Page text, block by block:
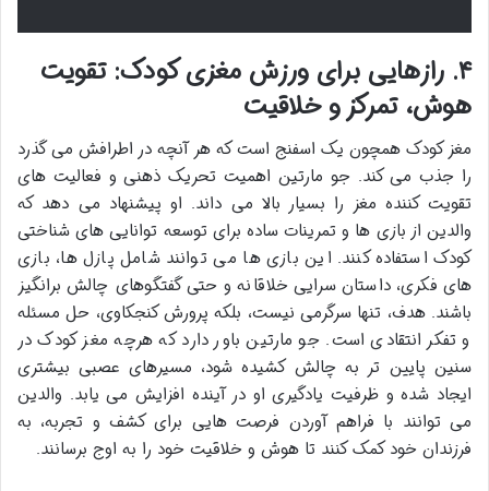
۴. رازهایی برای ورزش مغزی کودک: تقویت
هوش، تمرکز و خلاقیت
مغز کودک همچون یک اسفنج است که هر آنچه در اطرافش می گذرد
را جذب می کند. جو مارتین اهمیت تحریک ذهنی و فعالیت های
تقویت کننده مغز را بسیار بالا می داند. او پیشنهاد می دهد که
والدین از بازی ها و تمرینات ساده برای توسعه توانایی های شناختی
کودک استفاده کنند. این بازی ها می توانند شامل پازل ها، بازی
های فکری، داستان سرایی خلاقانه و حتی گفتگوهای چالش برانگیز
باشند. هدف، تنها سرگرمی نیست، بلکه پرورش کنجکاوی، حل مسئله
و تفکر انتقادی است. جو مارتین باور دارد که هرچه مغز کودک در
سنین پایین تر به چالش کشیده شود، مسیرهای عصبی بیشتری
ایجاد شده و ظرفیت یادگیری او در آینده افزایش می یابد. والدین
می توانند با فراهم آوردن فرصت هایی برای کشف و تجربه، به
فرزندان خود کمک کنند تا هوش و خلاقیت خود را به اوج برسانند.